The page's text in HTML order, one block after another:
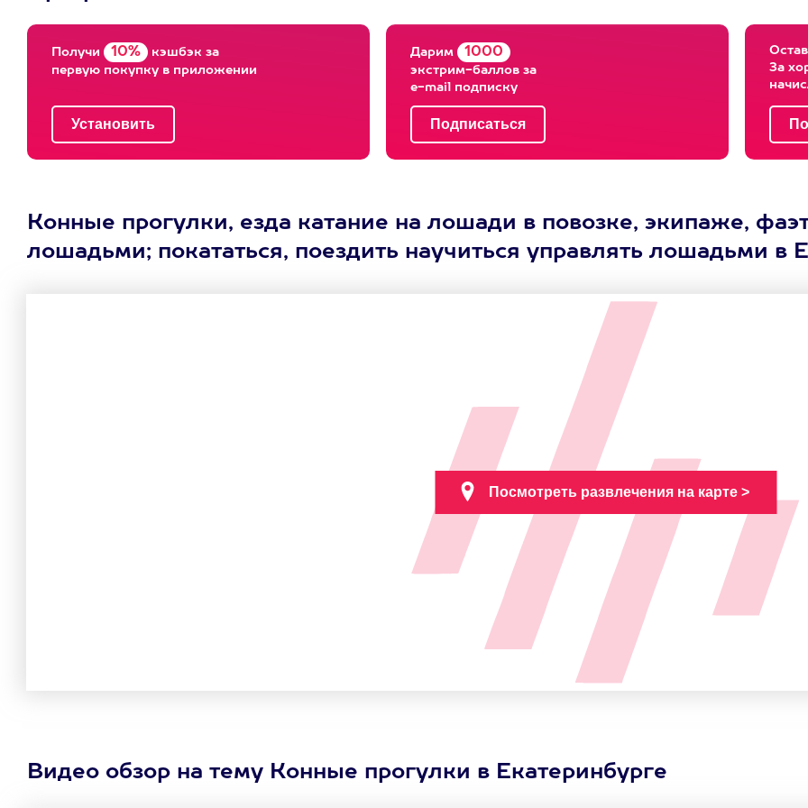
Получи 10% кэшбэк за
первую покупку в приложении
Дарим 1000
экстрим-баллов за
e-mail подписку
За
Конные прогулки, езда катание на лошади в повозке, экипаже,
лошадьми; покататься, поездить научиться управлять лошадьми в
Видео обзор на тему Конные прогулки в Екатеринбурге